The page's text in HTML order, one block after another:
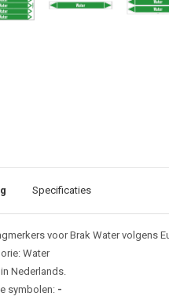
Specificaties
voor Brak Water volgens
Water
Nederlands.
symbolen: -